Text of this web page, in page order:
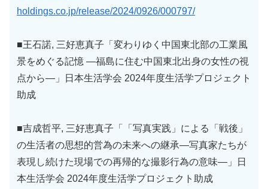
holdings.co.jp/release/2024/0926/000797/
■王石諾, 三好恵真子「変わりゆく中国東北部の工業風
景をめぐる記憶 ―福島に住む中国東北出身の女性の視
点から―」日本生活学会 2024年度生活学プロジェクト
助成
■吉成哲平, 三好恵真子「「写真実践」による「戦後」
の生活者の思想的営為の未来への継承―写真家たちが
表現し続けた現場での再帰的な撮影行為の意味―」日
本生活学会 2024年度生活学プロジェクト助成